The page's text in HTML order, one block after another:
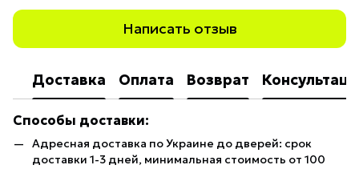
Написать отзыв
Доставка Оплата Возврат
Способы доставки:
Адресная доставка по Украине до дверей: срок
доставки 1-3 дней, минимальная стоимость от 100